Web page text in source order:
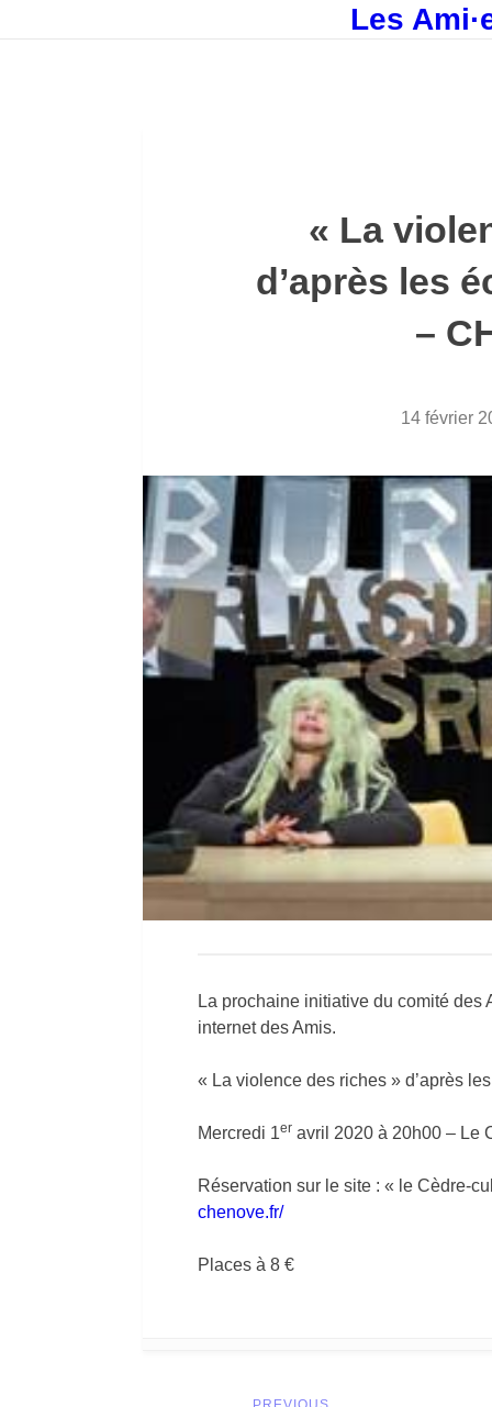
Les
« La
d’après les
–
14 février
La prochaine initiative du comité des
internet des Amis.
« La violence des riches » d’après
Mercredi 1er avril 2020 à 20h00 – Le
Réservation sur le site : « le Cèdre-
chenove.fr/
Places à 8 €